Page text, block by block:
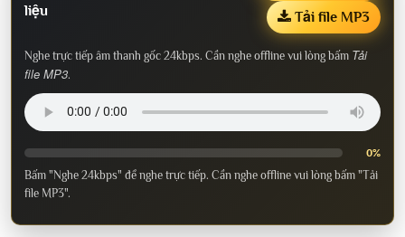
liệu
Tải file MP3
Nghe trực tiếp âm thanh gốc 24kbps. Cần nghe offline vui lòng bấm Tải
file MP3.
0%
Bấm "Nghe 24kbps" để nghe trực tiếp. Cần nghe offline vui lòng bấm "Tải
file MP3".